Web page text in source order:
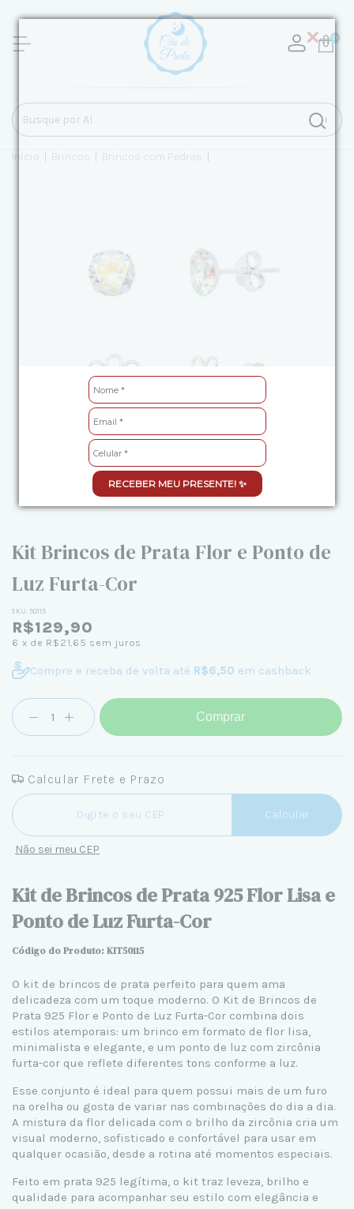
RECEBER MEU PRESENTE! ✨
0
Início Brincos Brincos com Pedras
Kit Brincos de Prata Flor e Ponto de
Luz Furta-Cor
SKU: 50115
R$129,90
6 x de R$21,65 sem juros
Compre e receba de volta até R$6,50 em cashback
Comprar
Calcular Frete e Prazo
Entregas para o CEP:
Calcular
Não sei meu CEP
Kit de Brincos de Prata 925 Flor Lisa e
Ponto de Luz Furta-Cor
Código do Produto: KIT50115
O kit de brincos de prata perfeito para quem ama
delicadeza com um toque moderno. O Kit de Brincos de
Prata 925 Flor e Ponto de Luz Furta-Cor combina dois
estilos atemporais: um brinco em formato de flor lisa,
minimalista e elegante, e um ponto de luz com zircônia
furta-cor que reflete diferentes tons conforme a luz.
Esse conjunto é ideal para quem possui mais de um furo
na orelha ou gosta de variar nas combinações do dia a dia.
A mistura da flor delicada com o brilho da zircônia cria um
visual moderno, sofisticado e confortável para usar em
qualquer ocasião, desde a rotina até momentos especiais.
Feito em prata 925 legítima, o kit traz leveza, brilho e
qualidade para acompanhar seu estilo com elegância e